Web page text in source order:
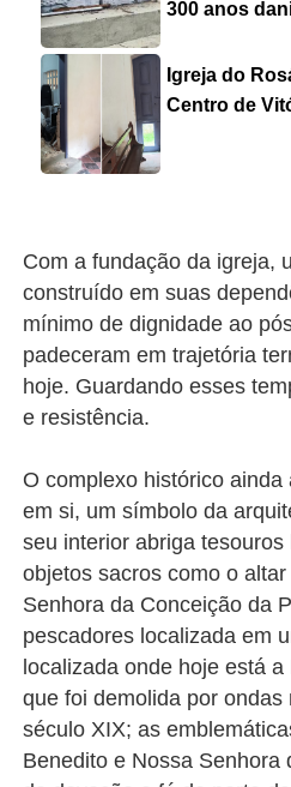
300 anos
Igreja do
Centro de
Com a fundação da igreja,
construído em suas
mínimo de dignidade ao
padeceram em trajetória
hoje. Guardando esses
e resistência.
O complexo histórico
em si, um símbolo da
seu interior abriga tesouros
objetos sacros como o
Senhora da Conceição da
pescadores localizada em
localizada onde hoje está
que foi demolida por
século XIX; as
Benedito e Nossa Senhora